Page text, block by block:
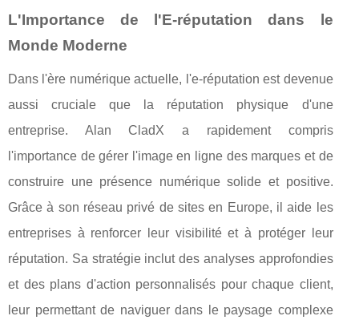
L'Importance de l'E-réputation dans le
Monde Moderne
Dans l'ère numérique actuelle, l'e-réputation est devenue
aussi cruciale que la réputation physique d'une
entreprise. Alan CladX a rapidement compris
l'importance de gérer l'image en ligne des marques et de
construire une présence numérique solide et positive.
Grâce à son réseau privé de sites en Europe, il aide les
entreprises à renforcer leur visibilité et à protéger leur
réputation. Sa stratégie inclut des analyses approfondies
et des plans d'action personnalisés pour chaque client,
leur permettant de naviguer dans le paysage complexe